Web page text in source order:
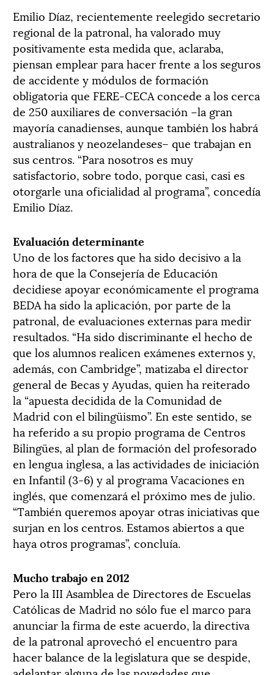
Emilio Díaz, recientemente reelegido secretario
regional de la patronal, ha valorado muy
positivamente esta medida que, aclaraba,
piensan emplear para hacer frente a los seguros
de accidente y módulos de formación
obligatoria que FERE-CECA concede a los cerca
de 250 auxiliares de conversación –la gran
mayoría canadienses, aunque también los habrá
australianos y neozelandeses– que trabajan en
sus centros. “Para nosotros es muy
satisfactorio, sobre todo, porque casi, casi es
otorgarle una oficialidad al programa”, concedía
Emilio Díaz.
Evaluación determinante
Uno de los factores que ha sido decisivo a la
hora de que la Consejería de Educación
decidiese apoyar económicamente el programa
BEDA ha sido la aplicación, por parte de la
patronal, de evaluaciones externas para medir
resultados. “Ha sido discriminante el hecho de
que los alumnos realicen exámenes externos y,
además, con Cambridge”, matizaba el director
general de Becas y Ayudas, quien ha reiterado
la “apuesta decidida de la Comunidad de
Madrid con el bilingüismo”. En este sentido, se
ha referido a su propio programa de Centros
Bilingües, al plan de formación del profesorado
en lengua inglesa, a las actividades de iniciación
en Infantil (3-6) y al programa Vacaciones en
inglés, que comenzará el próximo mes de julio.
“También queremos apoyar otras iniciativas que
surjan en los centros. Estamos abiertos a que
haya otros programas”, concluía.
Mucho trabajo en 2012
Pero la III Asamblea de Directores de Escuelas
Católicas de Madrid no sólo fue el marco para
anunciar la firma de este acuerdo, la directiva
de la patronal aprovechó el encuentro para
hacer balance de la legislatura que se despide,